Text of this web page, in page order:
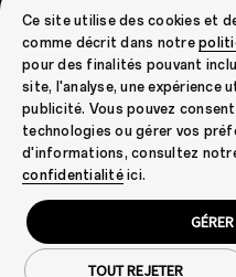
OPPO Reno15 FS 5G
OPPO Find X9 Pro
OPPO Find X9
Zobrazit všechny telefony
OPPO Watch X3
OPPO Pad 5
Odeslání zařízení k reklamaci
Aktualizace softwaru
Záruční Podmínky OPPO
EU prohlášení o shodě
Program recyklace
Technologie
OPPO Apex Guard
Komunita OPPO
Komunita OPPO
Soukromí Podmínky použití
Právní záležitosti a předpisy
Ce site utilise des cookies et
comme décrit dans notre
pour des finalités pouvant
site, l'analyse, une expérience
publicité. Vous pouvez
technologies ou gérer vos
d'informations, consultez
confidentialitéici.
TOUT REJETER